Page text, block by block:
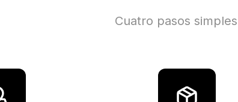
Cuatro pasos